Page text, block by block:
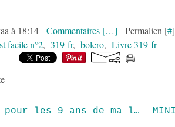
à 18:14 -Commentaires […] - Permalien [#]
facile n°2, 319-fr, bolero, Livre 319-fr
Une petite blouse pour les 9 ans de ma louloute.